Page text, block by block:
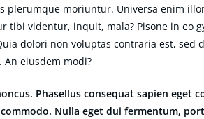
plerumque moriuntur. Universa enim
tibi videntur, inquit, mala? Pisone in eo
dolori non voluptas contraria est, sed
eiusdem modi?
Phasellus consequat sapien eget
Nulla eget dui fermentum,